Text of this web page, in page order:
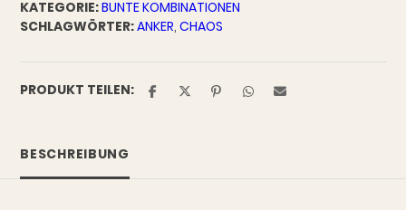
Ankerschließe
Menge
KATEGORIE:BUNTE KOMBINATIONEN
SCHLAGWÖRTER:ANKER,CHAOS
PRODUKT TEILEN:
BESCHREIBUNG